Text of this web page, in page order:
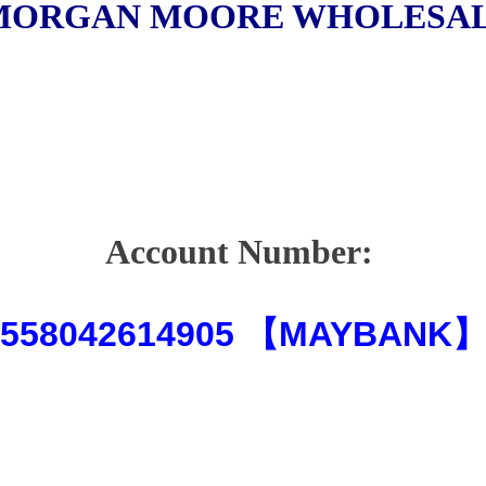
MOORE
Account Number:
558042614905 【MAYBANK】